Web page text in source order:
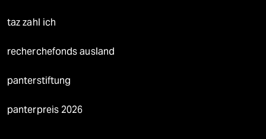
taz zahl ich
recherchefonds ausland
panterstiftung
panterpreis 2026